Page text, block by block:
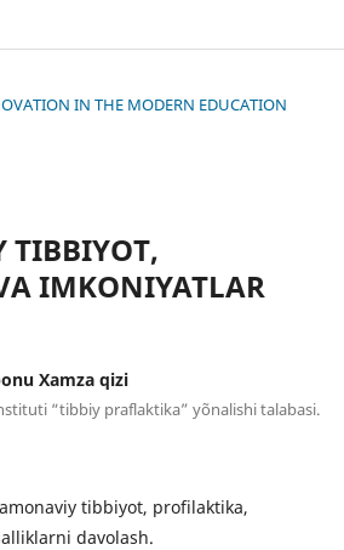
IN THE MODERN EDUCATION
TIBBIYOT,
IMKONIYATLAR
Xamza qizi
“tibbiy praflaktika” yõnalishi talabasi.
tibbiyot, profilaktika,
davolash.